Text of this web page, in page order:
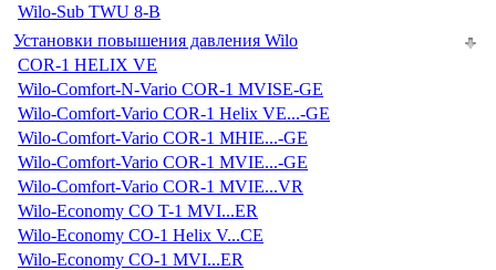
Wilo-Sub TWU 8-B
Установки повышения давления Wilo
COR-1 HELIX VE
Wilo-Comfort-N-Vario COR-1 MVISE-GE
Wilo-Comfort-Vario COR-1 Helix VE...-GE
Wilo-Comfort-Vario COR-1 MHIE...-GE
Wilo-Comfort-Vario COR-1 MVIE...-GE
Wilo-Comfort-Vario COR-1 MVIE...VR
Wilo-Economy CO T-1 MVI...ER
Wilo-Economy CO-1 Helix V...CE
Wilo-Economy CO-1 MVI...ER